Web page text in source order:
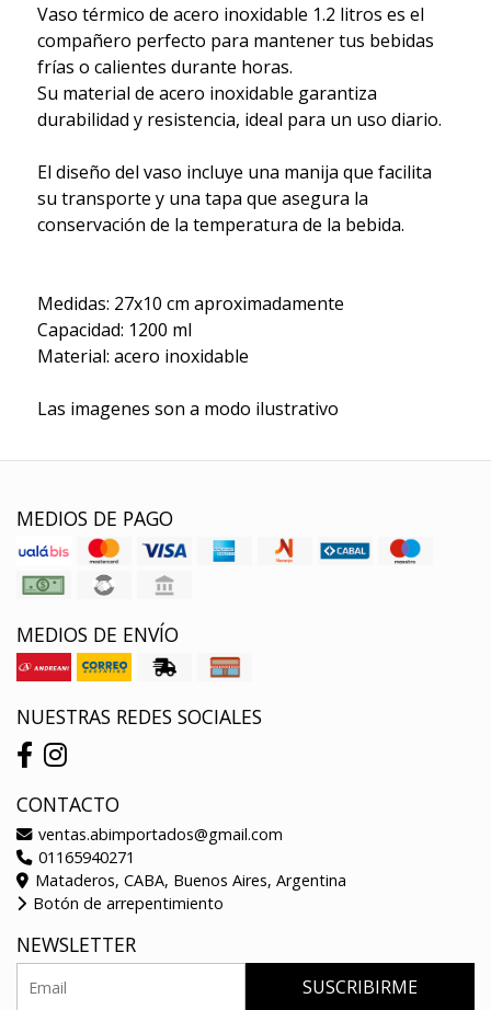
Vaso térmico de acero inoxidable 1.2 litros es el
compañero perfecto para mantener tus bebidas
frías o calientes durante horas.
Su material de acero inoxidable garantiza
durabilidad y resistencia, ideal para un uso diario.
El diseño del vaso incluye una manija que facilita
su transporte y una tapa que asegura la
conservación de la temperatura de la bebida.
Medidas: 27x10 cm aproximadamente
Capacidad: 1200 ml
Material: acero inoxidable
Las imagenes son a modo ilustrativo
MEDIOS DE PAGO
MEDIOS DE ENVÍO
NUESTRAS REDES SOCIALES
CONTACTO
ventas.abimportados@gmail.com
01165940271
Mataderos, CABA, Buenos Aires, Argentina
Botón de arrepentimiento
NEWSLETTER
SUSCRIBIRME